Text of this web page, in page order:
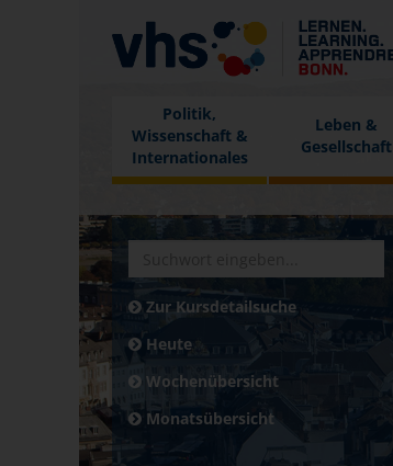
Politik,
Wissenschaft &
Internationales
Leben &
Gesellschaft
Zur Kursdetailsuche
Heute
Wochenübersicht
Monatsübersicht